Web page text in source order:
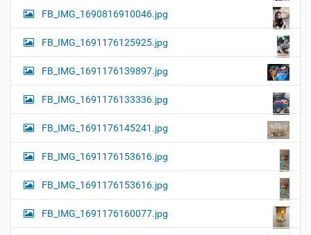
FB_IMG_1690816910046.jpg
FB_IMG_1691176125925.jpg
FB_IMG_1691176139897.jpg
FB_IMG_1691176133336.jpg
FB_IMG_1691176145241.jpg
FB_IMG_1691176153616.jpg
FB_IMG_1691176153616.jpg
FB_IMG_1691176160077.jpg